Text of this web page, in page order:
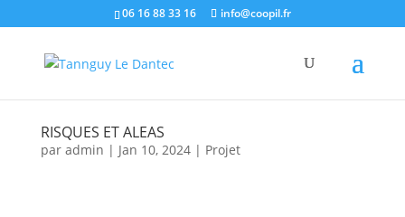
06 16 88 33 16 info@coopil.fr
RISQUES ET ALEAS
par admin | Jan 10, 2024| Projet